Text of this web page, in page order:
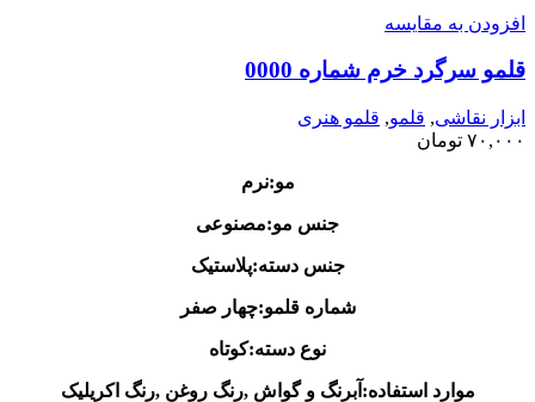
افزودن به مقایسه
قلمو سرگرد خرم شماره 0000
ابزار نقاشی, قلمو, قلمو‌ هنری
۷۰,۰۰۰ تومان
مو:نرم
جنس مو:مصنوعی
جنس دسته:پلاستیک
شماره قلمو:چهار صفر
نوع دسته:کوتاه
موارد استفاده:آبرنگ و گواش ,رنگ روغن ,رنگ اکریلیک